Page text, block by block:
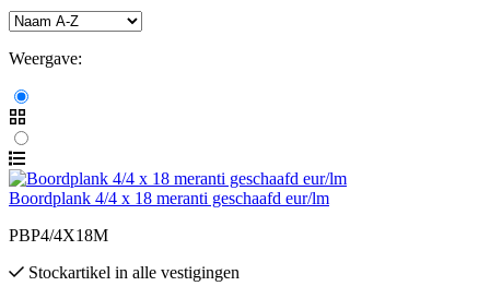
Weergave:
Boordplank 4/4 x 18 meranti geschaafd eur/lm
PBP4/4X18M
Stockartikel in alle vestigingen